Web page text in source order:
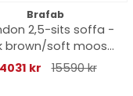
Brafab
2,5-sits soffa -
brown/soft moose
dyna
kr 15590 kr